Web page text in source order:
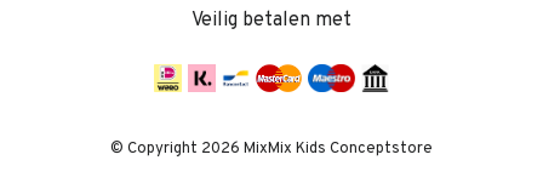
Veilig betalen met
© Copyright 2026 MixMix Kids Conceptstore